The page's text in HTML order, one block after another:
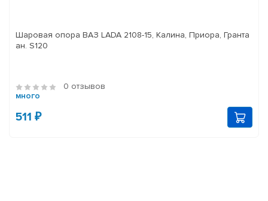
Шаровая опора ВАЗ LADA 2108-15, Калина, Приора, Гранта
ан. S120
0 отзывов
много
511 ₽